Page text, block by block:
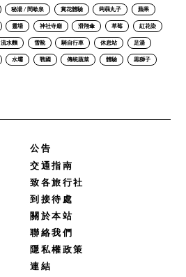
秘湯 / 間歇泉 賞花體驗 蒟蒻丸子 蘋果
靈場 神社寺廟 滑翔傘 草莓 紅花染
流水麵 雪靴 騎自行車 休息站 足湯
水壩 戰國 傳統蔬菜 體驗 黒獅子
公告
交通指南
致各旅行社
到接待處
關於本站
聯絡我們
隱私權政策
連結